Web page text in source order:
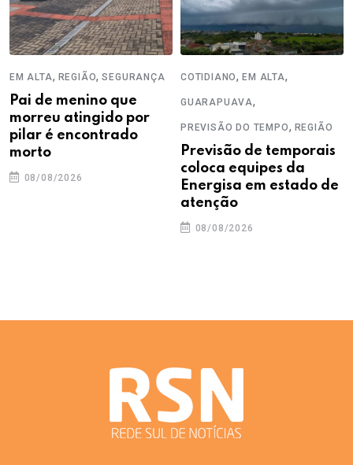
EM ALTA, REGIÃO,SEGURANÇA
Pai de menino que
morreu atingido por
pilar é encontrado
morto
08/08/2026
COTIDIANO,EM ALTA,
GUARAPUAVA,
PREVISÃO DO TEMPO, REGIÃO
Previsão de temporais
coloca equipes da
Energisa em estado de
atenção
08/08/2026